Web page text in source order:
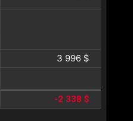
3 996 $
-2 338 $